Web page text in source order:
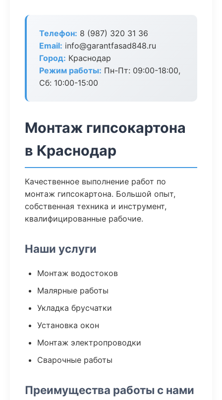
Телефон: 8 (987) 320 31 36
Email: info@garantfasad848.ru
Город: Краснодар
Режим работы: Пн-Пт: 09:00-18:00,
Сб: 10:00-15:00
Монтаж гипсокартона
в Краснодар
Качественное выполнение работ по
монтаж гипсокартона. Большой опыт,
собственная техника и инструмент,
квалифицированные рабочие.
Наши услуги
Монтаж водостоков
Малярные работы
Укладка брусчатки
Установка окон
Монтаж электропроводки
Сварочные работы
Преимущества работы с нами